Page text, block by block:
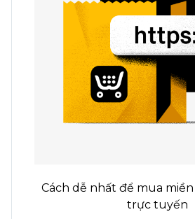
Cách dễ nhất để mua
trực tuyến